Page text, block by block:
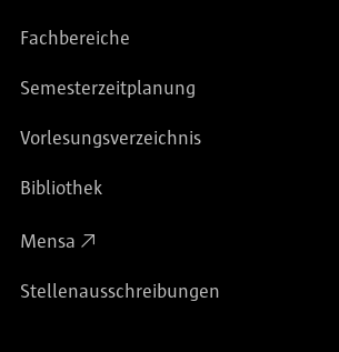
Fachbereiche
Semesterzeitplanung
Vorlesungsverzeichnis
Bibliothek
Mensa
Stellenausschreibungen